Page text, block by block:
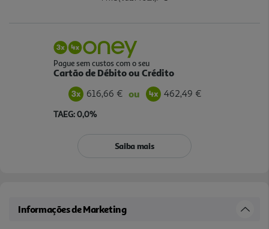
Pague sem custos com o seu
Cartão de Débito ou Crédito
616,66 € ou 462,49 €
TAEG: 0,0%
Saiba mais
Informações de Marketing